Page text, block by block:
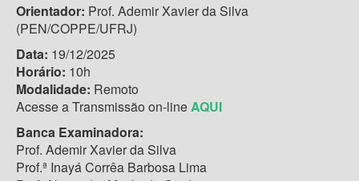
Orientador: Prof. Ademir Xavier da Silva
(PEN/COPPE/UFRJ)
Data: 19/12/2025
Horário: 10h
Modalidade: Remoto
Acesse a Transmissão on-line AQUI
Banca Examinadora:
Prof. Ademir Xavier da Silva
Prof.ª Inayá Corrêa Barbosa Lima